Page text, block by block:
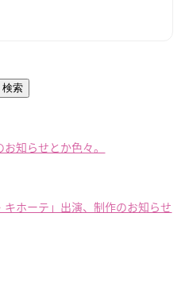
検索
知らせとか色々。
ホーテ」出演、制作のお知らせ